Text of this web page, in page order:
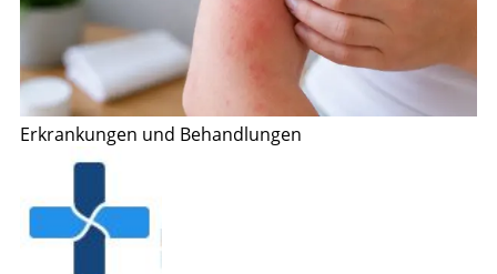
Erkrankungen und Behandlungen